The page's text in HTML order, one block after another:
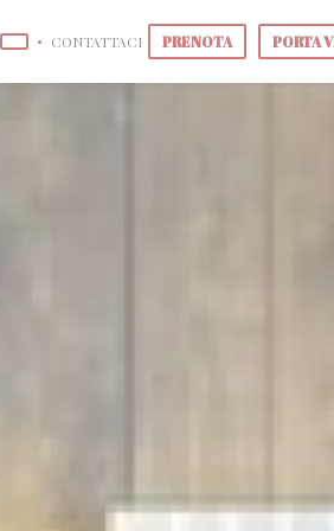
((APRE UNA NUOVA FINESTRA))
CONTATTACI PRENOTA PORTA